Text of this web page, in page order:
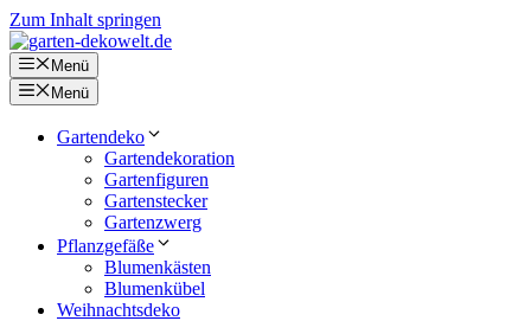
Zum Inhalt springen
Menü
Menü
Gartendeko
Gartendekoration
Gartenfiguren
Gartenstecker
Gartenzwerg
Pflanzgefäße
Blumenkästen
Blumenkübel
Weihnachtsdeko